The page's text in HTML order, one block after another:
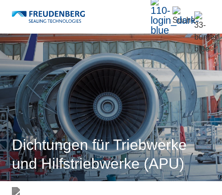
Dichtungen für Triebwerke
und Hilfstriebwerke (APU)